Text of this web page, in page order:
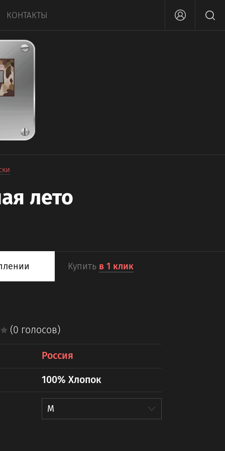
КОНТАКТЫ
лето
Купить в 1 клик
(0 голосов)
Россия
100% Хлопок
M